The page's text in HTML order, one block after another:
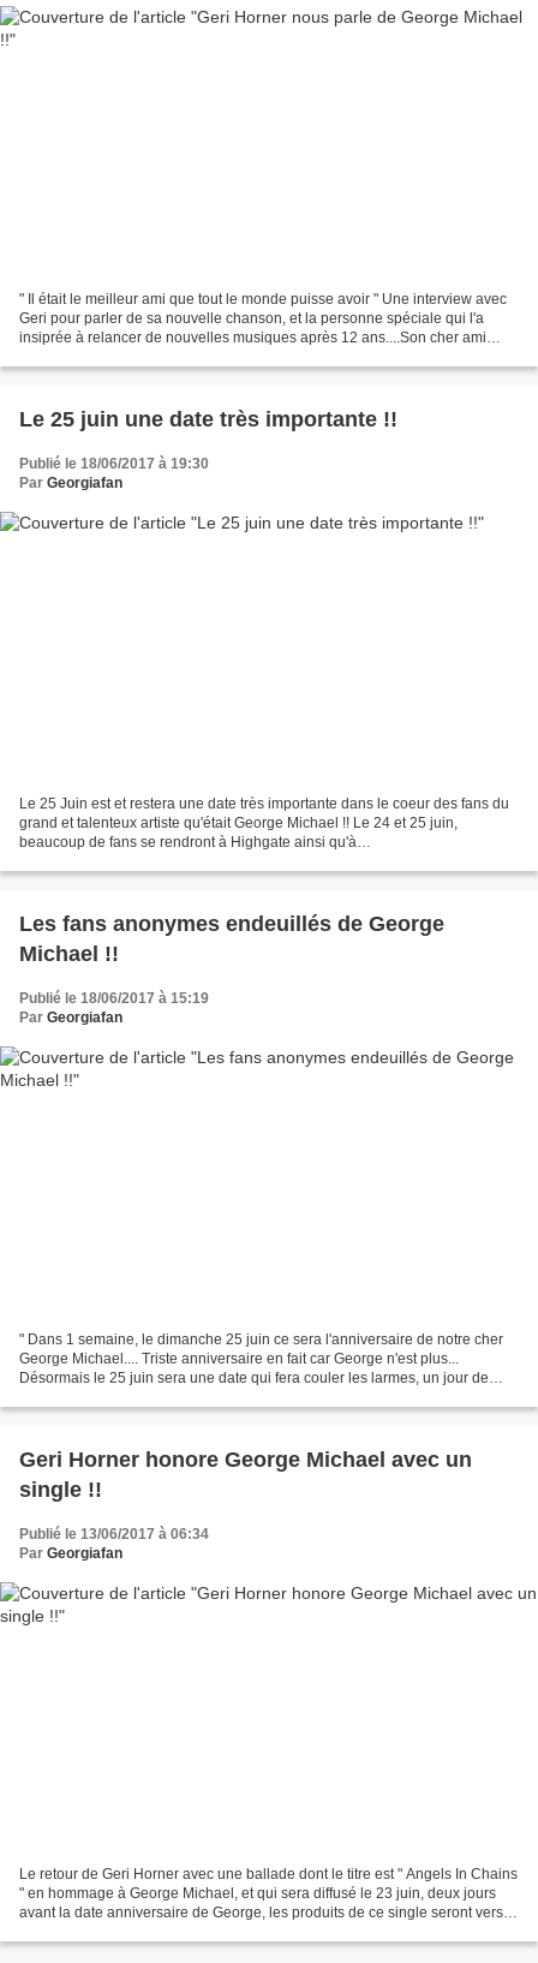
" Il était le meilleur ami que tout le monde puisse avoir " Une interview avec
Geri pour parler de sa nouvelle chanson, et la personne spéciale qui l'a
insiprée à relancer de nouvelles musiques après 12 ans....Son cher ami
Le 25 juin une date très importante !!
Publié le 18/06/2017 à 19:30
Par Georgiafan
Le 25 Juin est et restera une date très importante dans le coeur des fans du
grand et talenteux artiste qu'était George Michael !! Le 24 et 25 juin,
beaucoup de fans se rendront à Highgate ainsi qu'à
Les fans anonymes endeuillés de George
Michael !!
Publié le 18/06/2017 à 15:19
Par Georgiafan
" Dans 1 semaine, le dimanche 25 juin ce sera l'anniversaire de notre cher
George Michael.... Triste anniversaire en fait car George n'est plus...
Désormais le 25 juin sera une date qui fera couler les larmes, un jour de
Geri Horner honore George Michael avec un
single !!
Publié le 13/06/2017 à 06:34
Par Georgiafan
Le retour de Geri Horner avec une ballade dont le titre est " Angels In Chains
" en hommage à George Michael, et qui sera diffusé le 23 juin, deux jours
avant la date anniversaire de George, les produits de ce single seront versés